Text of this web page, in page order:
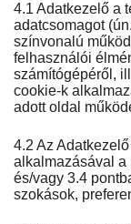
4.1 Adatkezelő a
adatcsomagot
színvonalú
felhasználói
számítógépéről,
cookie-k
adott oldal
4.2 Az
alkalmazásával a
és/vagy 3.4
szokások,